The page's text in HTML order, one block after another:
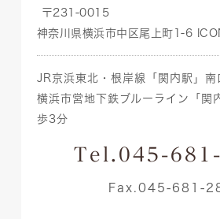
〒231-0015
神奈川県横浜市中区尾上町1-6
JR京浜東北・根岸線「関内駅」
横浜市営地下鉄ブルーライン「
歩3分
Tel.045-
Fax.045-681-